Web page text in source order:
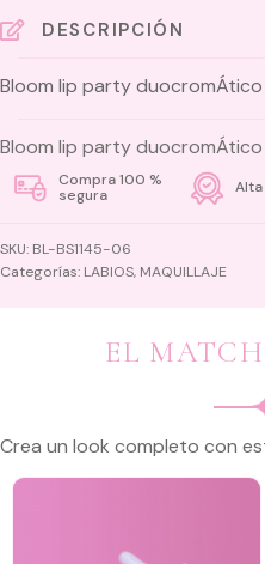
DESCRIPCIÓN
Bloom lip party
Bloom lip party
Compra 100 %
segura
SKU: BL-BS1145-06
Categorías: LABIOS, MAQUILLAJE
EL
Crea un look completo con